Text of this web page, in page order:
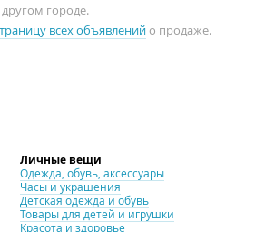
городе.
всех объявленийо продаже.
Личные вещи
Одежда, обувь, аксессуары
Часы и украшения
Детская одежда и обувь
Товары для детей и игрушки
Красота и здоровье